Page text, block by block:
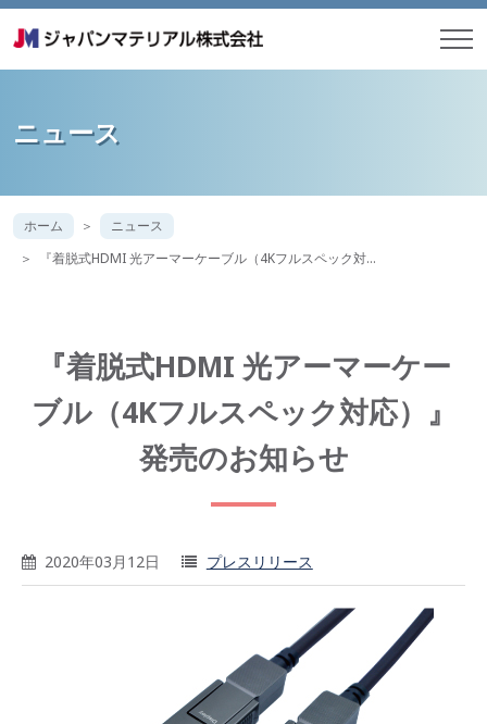
ニュース
ホーム
ニュース
『着脱式HDMI 光アーマーケーブル（4Kフルスペック対…
『着脱式HDMI 光アーマーケー
ブル（4Kフルスペック対応）』
発売のお知らせ
2020年03月12日 プレスリリース